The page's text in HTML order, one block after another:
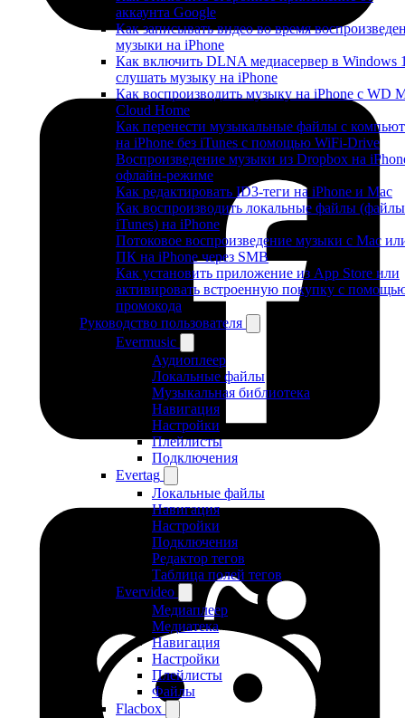
аккаунта Google
Как записывать видео во время
музыки на iPhone
Как включить DLNA медиасервер в Windows
слушать музыку на iPhone
Как воспроизводить музыку на iPhone с WD
Cloud Home
Как перенести музыкальные файлы с
на iPhone без iTunes с помощью WiFi-Drive
Воспроизведение музыки из Dropbox на
офлайн-режиме
Как редактировать ID3-теги на iPhone и Mac
Как воспроизводить локальные файлы (файлы
iTunes) на iPhone
Потоковое воспроизведение музыки с Mac
ПК на iPhone через SMB
Как установить приложение из App Store или
активировать встроенную покупку с
промокода
Руководство пользователя
Evermusic
Аудиоплеер
Локальные файлы
Музыкальная библиотека
Навигация
Настройки
Плейлисты
Подключения
Evertag
Локальные файлы
Навигация
Настройки
Подключения
Редактор тегов
Таблица полей тегов
Evervideo
Медиаплеер
Медиатека
Навигация
Настройки
Плейлисты
Файлы
Flacbox